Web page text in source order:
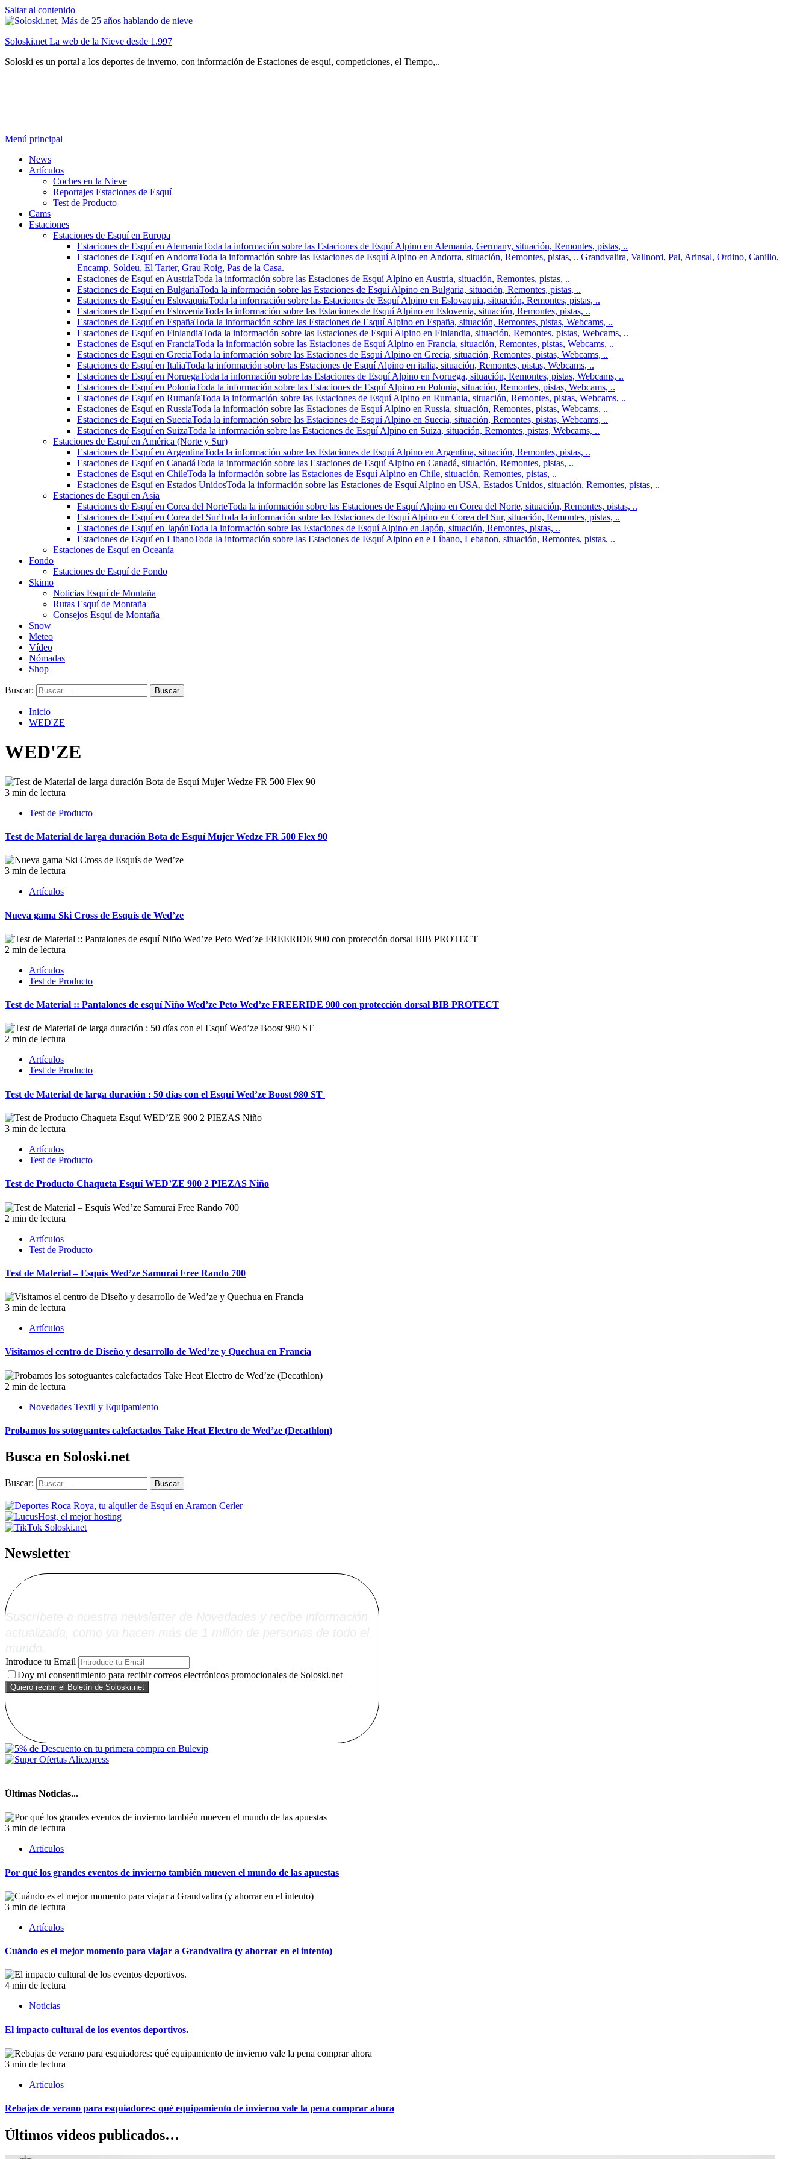
Saltar al contenido
Soloski.net La web de la Nieve desde 1.997
Soloski es un portal a los deportes de inverno, con información de Estaciones de esquí, competiciones, el Tiempo,..
Menú principal
News
Artículos
Coches en la Nieve
Reportajes Estaciones de Esquí
Test de Producto
Cams
Estaciones
Estaciones de Esquí en Europa
Estaciones de Esquí en AlemaniaToda la información sobre las Estaciones de Esquí Alpino en Alemania, Germany, situación, Remontes, pistas, ..
Estaciones de Esquí en AndorraToda la información sobre las Estaciones de Esquí Alpino en Andorra, situación, Remontes, pistas, .. Grandvalira, Vallnord, Pal, Arinsal, Ordino, Canillo,
Encamp, Soldeu, El Tarter, Grau Roig, Pas de la Casa.
Estaciones de Esquí en AustriaToda la información sobre las Estaciones de Esquí Alpino en Austria, situación, Remontes, pistas, ..
Estaciones de Esquí en BulgariaToda la información sobre las Estaciones de Esquí Alpino en Bulgaria, situación, Remontes, pistas, ..
Estaciones de Esquí en EslovaquiaToda la información sobre las Estaciones de Esquí Alpino en Eslovaquia, situación, Remontes, pistas, ..
Estaciones de Esquí en EsloveniaToda la información sobre las Estaciones de Esquí Alpino en Eslovenia, situación, Remontes, pistas, ..
Estaciones de Esquí en EspañaToda la información sobre las Estaciones de Esquí Alpino en España, situación, Remontes, pistas, Webcams, ..
Estaciones de Esquí en FinlandiaToda la información sobre las Estaciones de Esquí Alpino en Finlandia, situación, Remontes, pistas, Webcams, ..
Estaciones de Esquí en FranciaToda la información sobre las Estaciones de Esquí Alpino en Francia, situación, Remontes, pistas, Webcams, ..
Estaciones de Esquí en GreciaToda la información sobre las Estaciones de Esquí Alpino en Grecia, situación, Remontes, pistas, Webcams, ..
Estaciones de Esquí en ItaliaToda la información sobre las Estaciones de Esquí Alpino en italia, situación, Remontes, pistas, Webcams, ..
Estaciones de Esquí en NoruegaToda la información sobre las Estaciones de Esquí Alpino en Noruega, situación, Remontes, pistas, Webcams, ..
Estaciones de Esquí en PoloniaToda la información sobre las Estaciones de Esquí Alpino en Polonia, situación, Remontes, pistas, Webcams, ..
Estaciones de Esquí en RumaníaToda la información sobre las Estaciones de Esquí Alpino en Rumania, situación, Remontes, pistas, Webcams, ..
Estaciones de Esquí en RussiaToda la información sobre las Estaciones de Esquí Alpino en Russia, situación, Remontes, pistas, Webcams, ..
Estaciones de Esquí en SueciaToda la información sobre las Estaciones de Esquí Alpino en Suecia, situación, Remontes, pistas, Webcams, ..
Estaciones de Esquí en SuizaToda la información sobre las Estaciones de Esquí Alpino en Suiza, situación, Remontes, pistas, Webcams, ..
Estaciones de Esquí en América (Norte y Sur)
Estaciones de Esquí en ArgentinaToda la información sobre las Estaciones de Esquí Alpino en Argentina, situación, Remontes, pistas, ..
Estaciones de Esquí en CanadáToda la información sobre las Estaciones de Esquí Alpino en Canadá, situación, Remontes, pistas, ..
Estaciones de Esqui en ChileToda la información sobre las Estaciones de Esquí Alpino en Chile, situación, Remontes, pistas, ..
Estaciones de Esquí en Estados UnidosToda la información sobre las Estaciones de Esquí Alpino en USA, Estados Unidos, situación, Remontes, pistas, ..
Estaciones de Esquí en Asia
Estaciones de Esquí en Corea del NorteToda la información sobre las Estaciones de Esquí Alpino en Corea del Norte, situación, Remontes, pistas, ..
Estaciones de Esquí en Corea del SurToda la información sobre las Estaciones de Esquí Alpino en Corea del Sur, situación, Remontes, pistas, ..
Estaciones de Esquí en JapónToda la información sobre las Estaciones de Esquí Alpino en Japón, situación, Remontes, pistas, ..
Estaciones de Esquí en LibanoToda la información sobre las Estaciones de Esquí Alpino en e Líbano, Lebanon, situación, Remontes, pistas, ..
Estaciones de Esquí en Oceanía
Fondo
Estaciones de Esquí de Fondo
Skimo
Noticias Esquí de Montaña
Rutas Esquí de Montaña
Consejos Esquí de Montaña
Snow
Meteo
Vídeo
Nómadas
Shop
Buscar:
Inicio
WED'ZE
WED'ZE
3 min de lectura
Test de Producto
Test de Material de larga duración Bota de Esquí Mujer Wedze FR 500 Flex 90
3 min de lectura
Artículos
Nueva gama Ski Cross de Esquís de Wed’ze
2 min de lectura
Artículos
Test de Producto
Test de Material :: Pantalones de esquí Niño Wed’ze Peto Wed’ze FREERIDE 900 con protección dorsal BIB PROTECT
2 min de lectura
Artículos
Test de Producto
Test de Material de larga duración : 50 días con el Esquí Wed’ze Boost 980 ST
3 min de lectura
Artículos
Test de Producto
Test de Producto Chaqueta Esquí WED’ZE 900 2 PIEZAS Niño
2 min de lectura
Artículos
Test de Producto
Test de Material – Esquís Wed’ze Samurai Free Rando 700
3 min de lectura
Artículos
Visitamos el centro de Diseño y desarrollo de Wed’ze y Quechua en Francia
2 min de lectura
Novedades Textil y Equipamiento
Probamos los sotoguantes calefactados Take Heat Electro de Wed’ze (Decathlon)
Busca en Soloski.net
Buscar:
Newsletter
Alta Boletín Soloski.net
Suscríbete a nuestra newsletter de Novedades y recibe información
Introduce tu Email
Doy mi consentimiento para recibir correos electrónicos promocionales de Soloski.net
Últimas Noticias...
3 min de lectura
Artículos
Por qué los grandes eventos de invierno también mueven el mundo de las apuestas
3 min de lectura
Artículos
Cuándo es el mejor momento para viajar a Grandvalira (y ahorrar en el intento)
4 min de lectura
Noticias
El impacto cultural de los eventos deportivos.
3 min de lectura
Artículos
Rebajas de verano para esquiadores: qué equipamiento de invierno vale la pena comprar ahora
Últimos videos publicados…